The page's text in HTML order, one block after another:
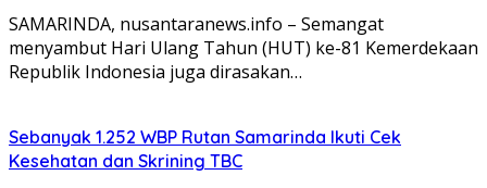
SAMARINDA, nusantaranews.info – Semangat
menyambut Hari Ulang Tahun (HUT) ke-81 Kemerdekaan
Republik Indonesia juga dirasakan…
Sebanyak 1.252 WBP Rutan Samarinda Ikuti Cek
Kesehatan dan Skrining TBC